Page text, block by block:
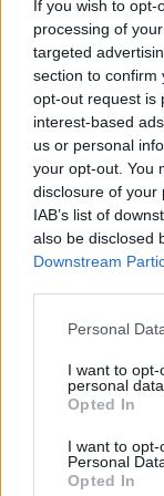
If you wish to
processing of
targeted
section to confirm
opt-out request is
interest-based
us or personal
your opt-out. You
disclosure of your
IAB’s list of
also be disclosed
Downstream
Personal
I want to
personal data.
Opted In
I want to
Personal
Opted In
Μέχρι
2-0 το σκορ.
Άρης
Φαμπιάνο,
(80′ Νίνγκ),
(80′
Μαυρίας (86′
Μανρίκε,
Νικολάου
Ενκολόλο),